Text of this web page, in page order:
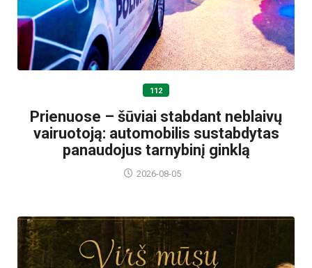
112
Prienuose – šūviai stabdant neblaivų
vairuotoją: automobilis sustabdytas
panaudojus tarnybinį ginklą
2026-08-05